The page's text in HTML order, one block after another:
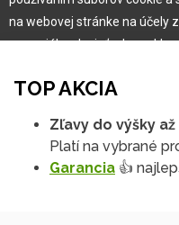
Garancia najlepšej ceny
Užívateľský manuál
Reklamácia
TOP AKCIA
Zľavy do výšky až
Platí na vybrané
Garancia 👍
na webovej stránke na účely
na sociálnych sieťach a
Viac informácií
Na našich webových